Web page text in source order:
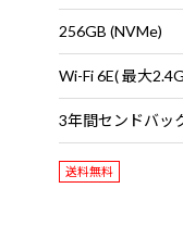
256GB (NVMe)
送料無料